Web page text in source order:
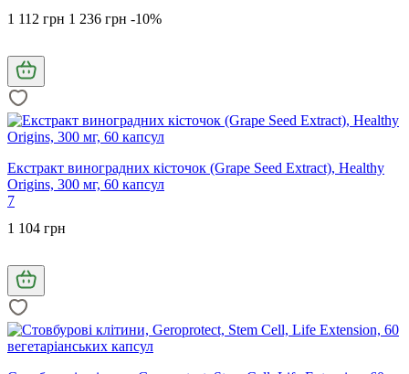
1 112 грн 1 236 грн -10%
Екстракт виноградних кісточок (Grape Seed Extract), Healthy
Origins, 300 мг, 60 капсул
7
1 104 грн